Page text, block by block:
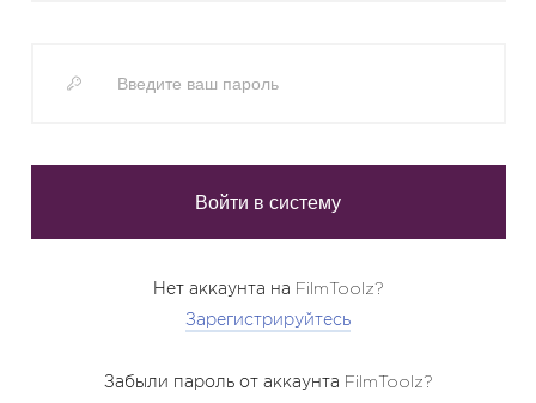
Нет аккаунта на FilmToolz?
Зарегистрируйтесь
Забыли пароль от аккаунта FilmToolz?